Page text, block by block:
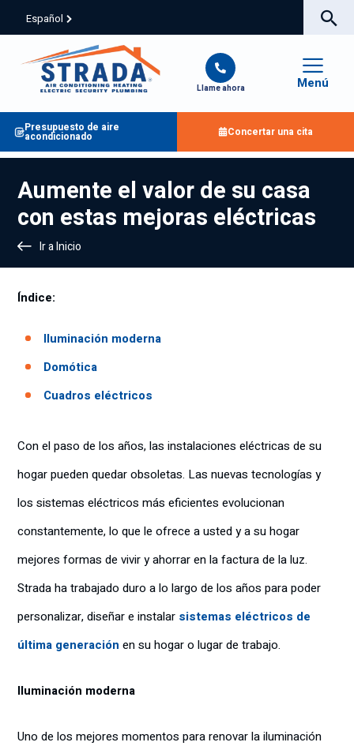
Español
Llame ahora Menú
Presupuesto de aire
acondicionado Concertar una cita
Aumente el valor de su casa
con estas mejoras eléctricas
Ir a Inicio
Índice:
Iluminación moderna
Domótica
Cuadros eléctricos
Con el paso de los años, las instalaciones eléctricas de su
hogar pueden quedar obsoletas. Las nuevas tecnologías y
los sistemas eléctricos más eficientes evolucionan
constantemente, lo que le ofrece a usted y a su hogar
mejores formas de vivir y ahorrar en la factura de la luz.
Strada ha trabajado duro a lo largo de los años para poder
personalizar, diseñar e instalar sistemas eléctricos de
última generación en su hogar o lugar de trabajo.
Iluminación moderna
Uno de los mejores momentos para renovar la iluminación